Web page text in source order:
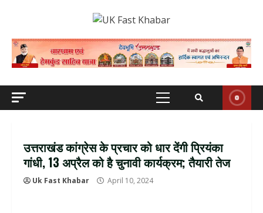
Primary
उत्तराखंड कांग्रेस के प्रचार को धार देंगी प्रियंका
गांधी, 13 अप्रैल को है चुनावी कार्यक्रम; तैयारी तेज
Uk Fast Khabar April 10, 2024